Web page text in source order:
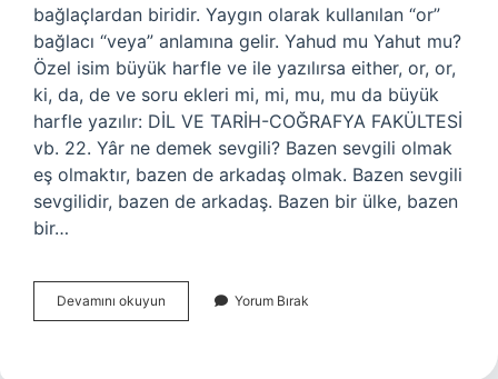
bağlaçlardan biridir. Yaygın olarak kullanılan “or”
bağlacı “veya” anlamına gelir. Yahud mu Yahut mu?
Özel isim büyük harfle ve ile yazılırsa either, or, or,
ki, da, de ve soru ekleri mi, mi, mu, mu da büyük
harfle yazılır: DİL VE TARİH-COĞRAFYA FAKÜLTESİ
vb. 22. Yâr ne demek sevgili? Bazen sevgili olmak
eş olmaktır, bazen de arkadaş olmak. Bazen sevgili
sevgilidir, bazen de arkadaş. Bazen bir ülke, bazen
bir…
Devamını okuyun
Ne
Yorum Bırak